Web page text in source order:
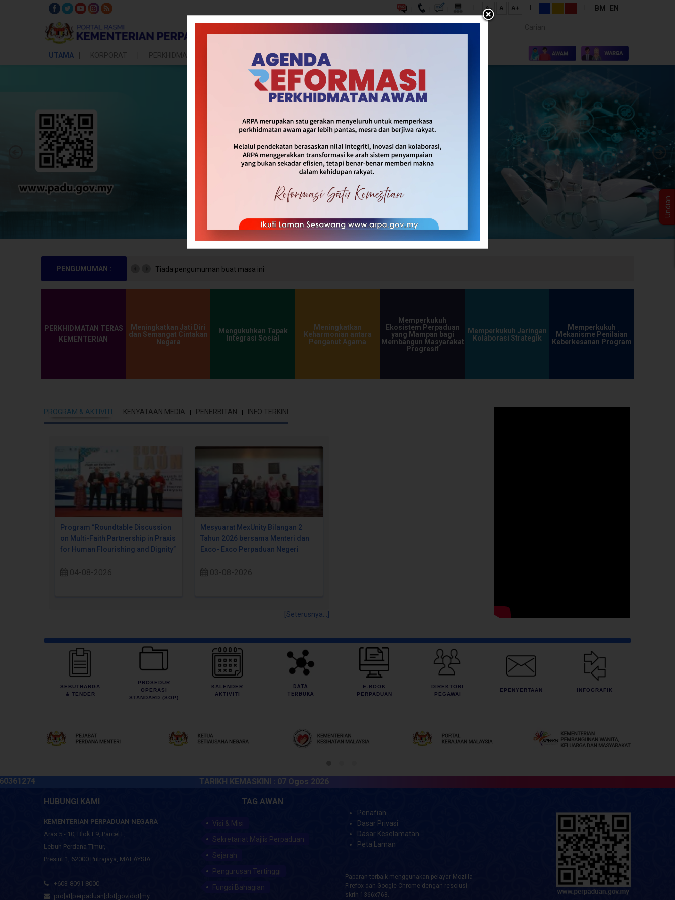
| | | | A- A A+ | | BM
EN
UTAMA KORPORAT PERKHIDMATAN DASAR & INISIATIF SOP & INFOGRAFIK
PENGUMUMAN : Tiada pengumuman buat masa ini
PERKHIDMATAN TERAS
KEMENTERIAN
Meningkatkan Jati Diri
dan Semangat Cintakan
Negara
Mengukuhkan Tapak
Integrasi Sosial
Meningkatkan
Keharmonian antara
Penganut Agama
Memperkukuh
Ekosistem Perpaduan
yang Mampan bagi
Membangun Masyarakat
Progresif
Memperkukuh Jaringan
Kolaborasi Strategik
Memperkukuh
Mekanisme Penilaian
Keberkesanan Program
PROGRAM & AKTIVITI KENYATAAN MEDIA PENERBITAN INFO TERKINI
Program “Roundtable Discussion
on Multi-Faith Partnership in Praxis
for Human Flourishing and Dignity”
04-08-2026
Mesyuarat MexUnity Bilangan 2
Tahun 2026 bersama Menteri dan
Exco- Exco Perpaduan Negeri
03-08-2026
[Seterusnya...]
Pautan Pantas
SEBUTHARGA
& TENDER
PROSEDUR
OPERASI
STANDARD (SOP)
KALENDER
AKTIVITI
DATA
TERBUKA
E-BOOK
PERPADUAN
DIREKTORI
PEGAWAI
EPENYERTAAN INFOGRAFIK
TARIKH KEMASKINI :07 Ogos 2026
HUBUNGI KAMI
KEMENTERIAN PERPADUAN NEGARA
Aras 5 - 10, Blok F9, Parcel F,
Lebuh Perdana Timur,
Presint 1, 62000 Putrajaya, MALAYSIA
+603-8091 8000
pro[at]perpaduan[dot]gov[dot]my
TAG AWAN
Visi & Misi
Sekretariat Majlis Perpaduan
Sejarah
Pengurusan Tertinggi
Fungsi Bahagian
Penafian
Dasar Privasi
Dasar Keselamatan
Peta Laman
Paparan terbaik menggunakan pelayar Mozilla
Firefox dan Google Chrome dengan resolusi
skrin 1366x768.
Undian